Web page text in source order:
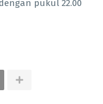
pukul 22.00